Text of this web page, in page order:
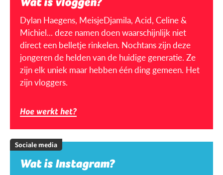
Dylan Haegens, MeisjeDjamila, Acid, Celine &
Michiel... deze namen doen waarschijnlijk niet
direct een belletje rinkelen. Nochtans zijn deze
jongeren de helden van de huidige generatie. Ze
zijn elk uniek maar hebben één ding gemeen. Het
zijn vloggers.
Hoe werkt het?
Sociale media
Wat is Instagram?